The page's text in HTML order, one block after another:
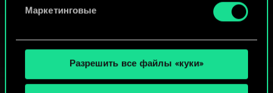
Маркетинговые
Разрешить все файлы «куки»